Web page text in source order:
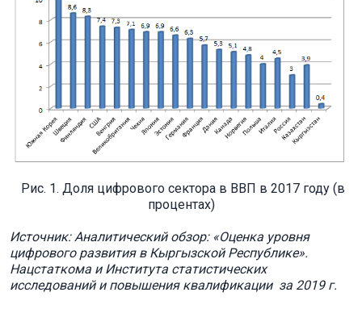
Рис. 1. Доля цифрового сектора в ВВП в 2017 году (в
процентах)
Источник: Аналитический обзор: «Оценка уровня
цифрового развития в Кыргызской Республике».
Нацстаткома иИнститута статистических
исследований и повышения квалификации за 2019 г.